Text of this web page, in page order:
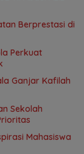
Berprestasi di
Perkuat
Ganjar Kafilah
Sekolah
Mahasiswa